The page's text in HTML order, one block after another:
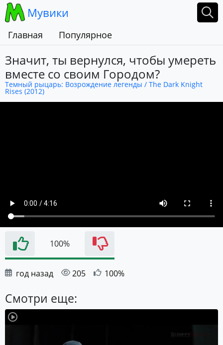
Мувики
Главная Популярное
Значит, ты вернулся, чтобы умереть
вместе со своим Городом?
Темный рыцарь: Возрождение легенды / The Dark Knight
Rises (2012)
100%
год назад 205 100%
Смотри еще: